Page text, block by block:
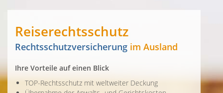
Reiserechtsschutz
Rechtsschutzversicherung im Ausland
Ihre Vorteile auf einen Blick
TOP-Rechtsschutz mit weltweiter Deckung